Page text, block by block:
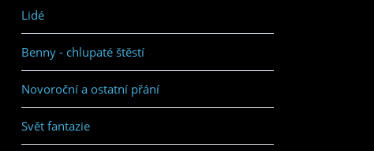
Lidé
Benny - chlupaté štěstí
Novoroční a ostatní přání
Svět fantazie